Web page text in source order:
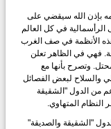
بإذن الله سيقضي على
في كل العالم
الأنظمة في صف الغرب
فهي في الظاهر تعلن
وتصرح بأنها مع
والسلاح لبعض الفصائل
من الدول "الشقيقة
المتهاوي.
"الشقيقة والصديقة"